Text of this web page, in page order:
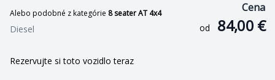
Alebo podobné z kategórie 8 seater AT 4x4
Diesel
Cena
od 84,00 €
Rezervujte si toto vozidlo teraz